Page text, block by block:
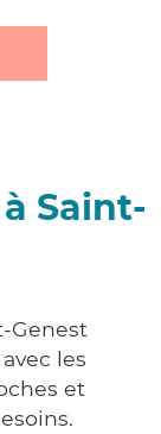
Saint-
Genest
les
et